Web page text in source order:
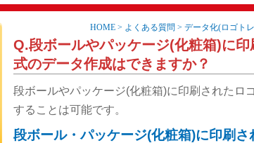
HOME > よくある質問 > データ化(ロゴト
Q.段ボールやパッケージ(化粧箱)に
式のデータ作成はできますか？
段ボールやパッケージ(化粧箱)に印刷されたロ
することは可能です。
段ボール・パッケージ(化粧箱)に印刷